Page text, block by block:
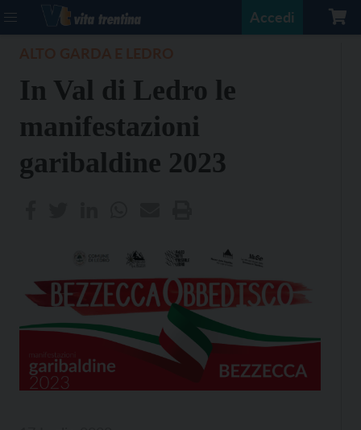
Accedi
In Val di Ledro le
manifestazioni
garibaldine 2023